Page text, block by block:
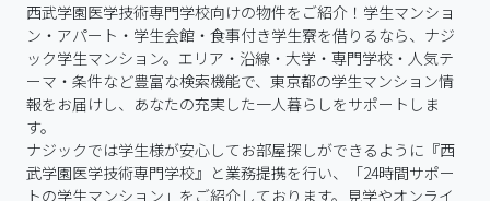
西武学園医学技術専門学校向けの物件をご紹介！学生マンショ
ン・アパート・学生会館・食事付き学生寮を借りるなら、ナジ
ック学生マンション。エリア・沿線・大学・専門学校・人気テ
ーマ・条件など豊富な検索機能で、東京都の学生マンション情
報をお届けし、あなたの充実した一人暮らしをサポートしま
す。
ナジックでは学生様が安心してお部屋探しができるように『西
武学園医学技術専門学校』と業務提携を行い、「24時間サポー
トの学生マンション」をご紹介しております。見学やオンライ